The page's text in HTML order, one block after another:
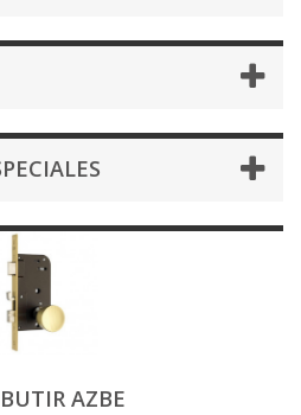
AZBE